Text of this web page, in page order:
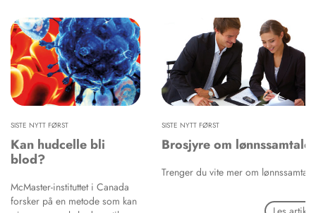
Forskningsetikk.
SISTE NYTT FØRST
Kan hudcelle bli
blod?
McMaster-instituttet i Canada
forsker på en metode som kan
SISTE NYTT FØRST
Brosjyre om
Trenger du vite mer om